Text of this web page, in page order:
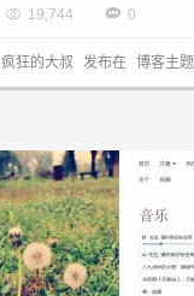
 19,744  0
疯狂的大叔 发布在 博客主题